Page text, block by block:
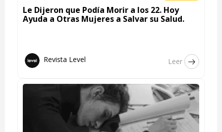
Le Dijeron que Podía Morir a los 22. Hoy
Ayuda a Otras Mujeres a Salvar su Salud.
Revista Level Leer